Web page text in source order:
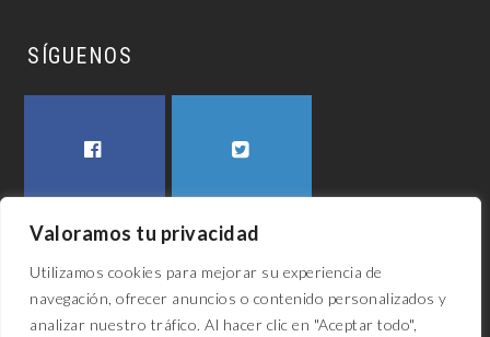
Valoramos tu privacidad
Utilizamos cookies para mejorar su experiencia de
navegación, ofrecer anuncios o contenido personalizados y
analizar nuestro tráfico. Al hacer clic en "Aceptar todo",
SÍGUENOS